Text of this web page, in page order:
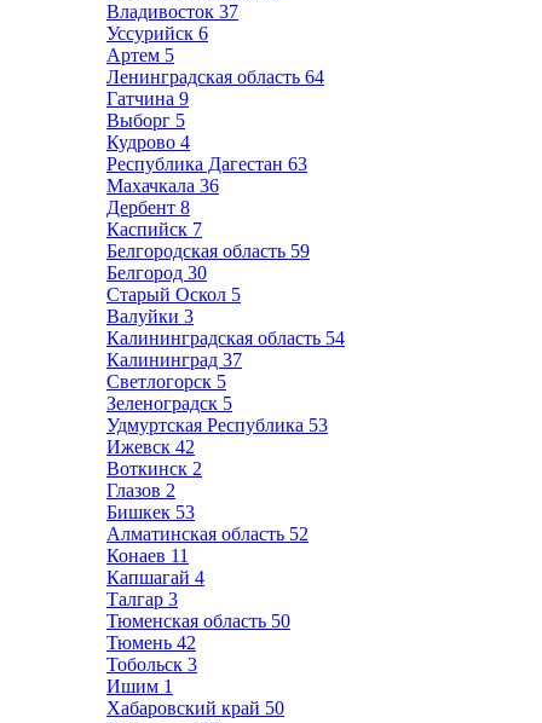
Владивосток 37
Уссурийск 6
Артем 5
Ленинградская область 64
Гатчина 9
Выборг 5
Кудрово 4
Республика Дагестан 63
Махачкала 36
Дербент 8
Каспийск 7
Белгородская область 59
Белгород 30
Старый Оскол 5
Валуйки 3
Калининградская область 54
Калининград 37
Светлогорск 5
Зеленоградск 5
Удмуртская Республика 53
Ижевск 42
Воткинск 2
Глазов 2
Бишкек 53
Алматинская область 52
Конаев 11
Капшагай 4
Талгар 3
Тюменская область 50
Тюмень 42
Тобольск 3
Ишим 1
Хабаровский край 50